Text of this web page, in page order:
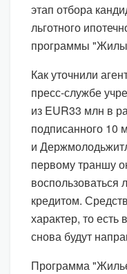
этап отбора
льготного
программы
Как уточнили
пресс-службе
из EUR33 млн в
подписанного
и
первому траншу
воспользоваться
кредитом.
характер, то
снова будут
Программа